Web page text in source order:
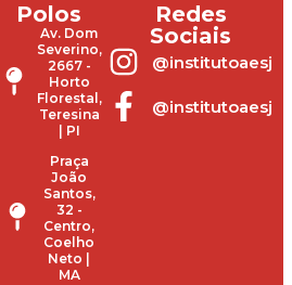
Polos
Av. Dom
Severino,
2667 -
Horto
Florestal,
Teresina
| PI
Praça
João
Santos,
32 -
Centro,
Coelho
Neto |
MA
Redes
Sociais
@institutoaesj
@institutoaesj